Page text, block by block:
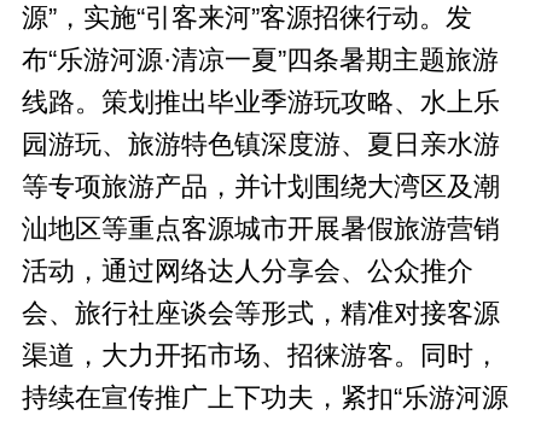
源”，实施“引客来河”客源招徕行动。发
布“乐游河源·清凉一夏”四条暑期主题旅游
线路。策划推出毕业季游玩攻略、水上乐
园游玩、旅游特色镇深度游、夏日亲水游
等专项旅游产品，并计划围绕大湾区及潮
汕地区等重点客源城市开展暑假旅游营销
活动，通过网络达人分享会、公众推介
会、旅行社座谈会等形式，精准对接客源
渠道，大力开拓市场、招徕游客。同时，
持续在宣传推广上下功夫，紧扣“乐游河源